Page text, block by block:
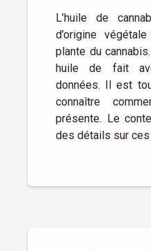
L’huile de
d’origine
plante du
huile de fait
données. Il est
connaître
présente. Le
des détails sur ces